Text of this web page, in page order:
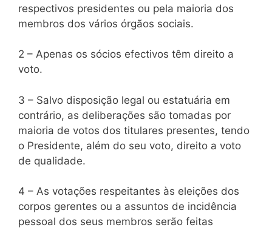
respectivos presidentes ou pela maioria dos
membros dos vários órgãos sociais.
2 – Apenas os sócios efectivos têm direito a
voto.
3 – Salvo disposição legal ou estatuária em
contrário, as deliberações são tomadas por
maioria de votos dos titulares presentes, tendo
o Presidente, além do seu voto, direito a voto
de qualidade.
4 – As votações respeitantes às eleições dos
corpos gerentes ou a assuntos de incidência
pessoal dos seus membros serão feitas